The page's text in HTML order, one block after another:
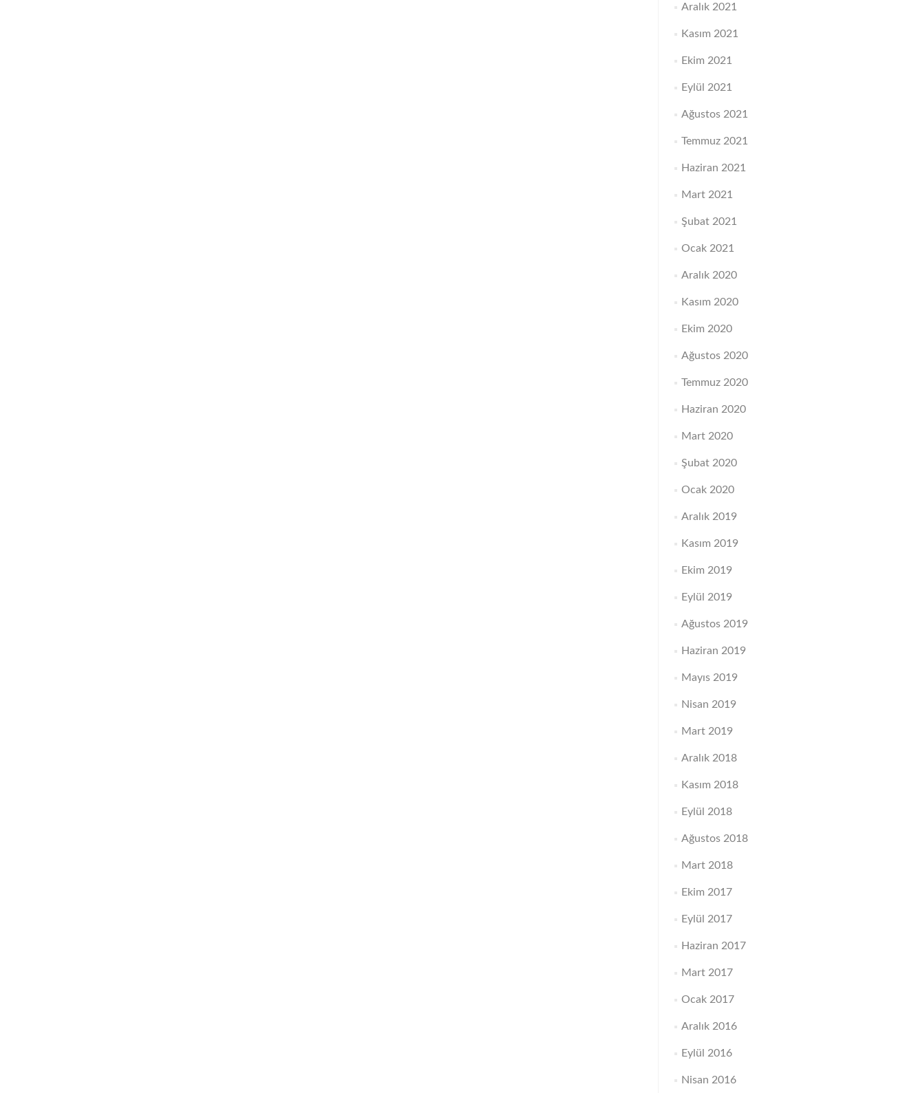
Aralık 2021
Kasım 2021
Ekim 2021
Eylül 2021
Ağustos 2021
Temmuz 2021
Haziran 2021
Mart 2021
Şubat 2021
Ocak 2021
Aralık 2020
Kasım 2020
Ekim 2020
Ağustos 2020
Temmuz 2020
Haziran 2020
Mart 2020
Şubat 2020
Ocak 2020
Aralık 2019
Kasım 2019
Ekim 2019
Eylül 2019
Ağustos 2019
Haziran 2019
Mayıs 2019
Nisan 2019
Mart 2019
Aralık 2018
Kasım 2018
Eylül 2018
Ağustos 2018
Mart 2018
Ekim 2017
Eylül 2017
Haziran 2017
Mart 2017
Ocak 2017
Aralık 2016
Eylül 2016
Nisan 2016